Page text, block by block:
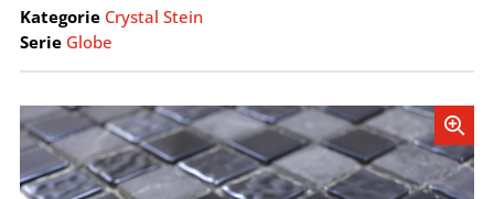
Kategorie Crystal Stein
Serie Globe